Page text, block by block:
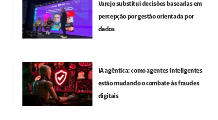
Varejo substitui decisões baseadas em
percepção por gestão orientada por
dados
IA agêntica: como agentes inteligentes
estão mudando o combate às fraudes
digitais